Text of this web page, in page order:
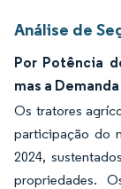
Análise de
Por Potência
mas a
Os tratores
participação do
2024,
propriedades.